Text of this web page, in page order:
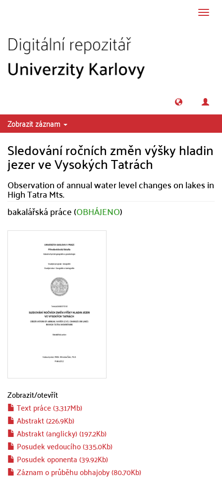
Zobrazit záznam
Sledování ročních změn výšky hladin
jezer ve Vysokých Tatrách
Observation of annual water level changes on lakes in
High Tatra Mts.
bakalářská práce (OBHÁJENO)
Zobrazit/otevřít
Text práce (3.317Mb)
Abstrakt (226.9Kb)
Abstrakt (anglicky) (197.2Kb)
Posudek vedoucího (335.0Kb)
Posudek oponenta (39.92Kb)
Záznam o průběhu obhajoby (80.70Kb)